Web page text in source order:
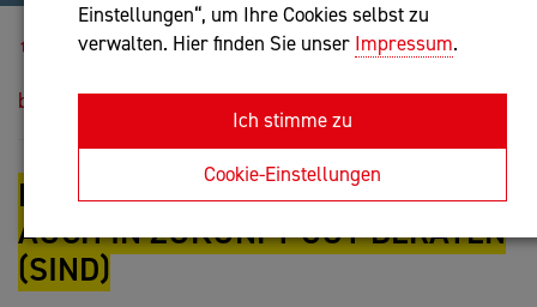
Einstellungen“, um Ihre Cookies selbst zu
verwalten. Hier finden Sie unser Impressum.
Ich stimme zu
Cookie-Einstellungen
Blog
beraten (sind)
DIE CHANCE IM WANDEL: WIE WIR
AUCH IN ZUKUNFT GUT BERATEN
(SIND)